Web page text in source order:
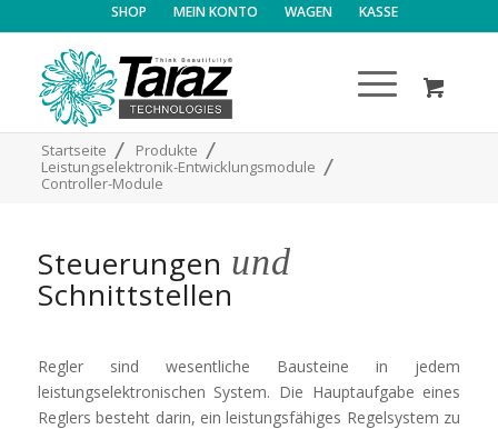
SHOP MEIN KONTO WAGEN KASSE
Startseite / Produkte /
Leistungselektronik-Entwicklungsmodule /
Controller-Module
Steuerungen und
Schnittstellen
Regler sind wesentliche Bausteine in jedem
leistungselektronischen System. Die Hauptaufgabe eines
Reglers besteht darin, ein leistungsfähiges Regelsystem zu